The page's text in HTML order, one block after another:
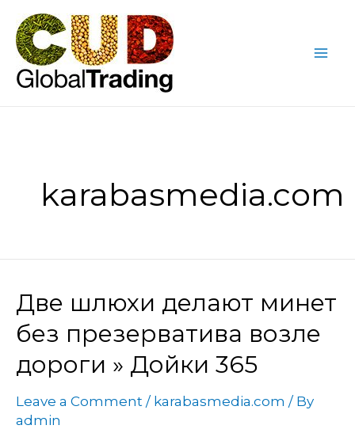
content
karabasmedia.com
Две шлюхи делают минет
без презерватива возле
дороги » Дойки 365
Leave a Comment / karabasmedia.com / By
admin
Две
шлюхи
делают
минет
без
презерватива